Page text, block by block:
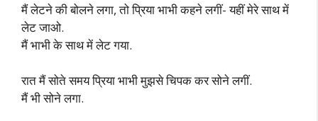
मैं लेटने की बोलने लगा, तो प्रिया भाभी कहने लगीं- यहीं मेरे साथ में
लेट जाओ.
मैं भाभी के साथ में लेट गया.
रात मैं सोते समय प्रिया भाभी मुझसे चिपक कर सोने लगीं.
मैं भी सोने लगा.